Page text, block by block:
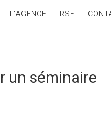
L’AGENCE RSE
un séminaire